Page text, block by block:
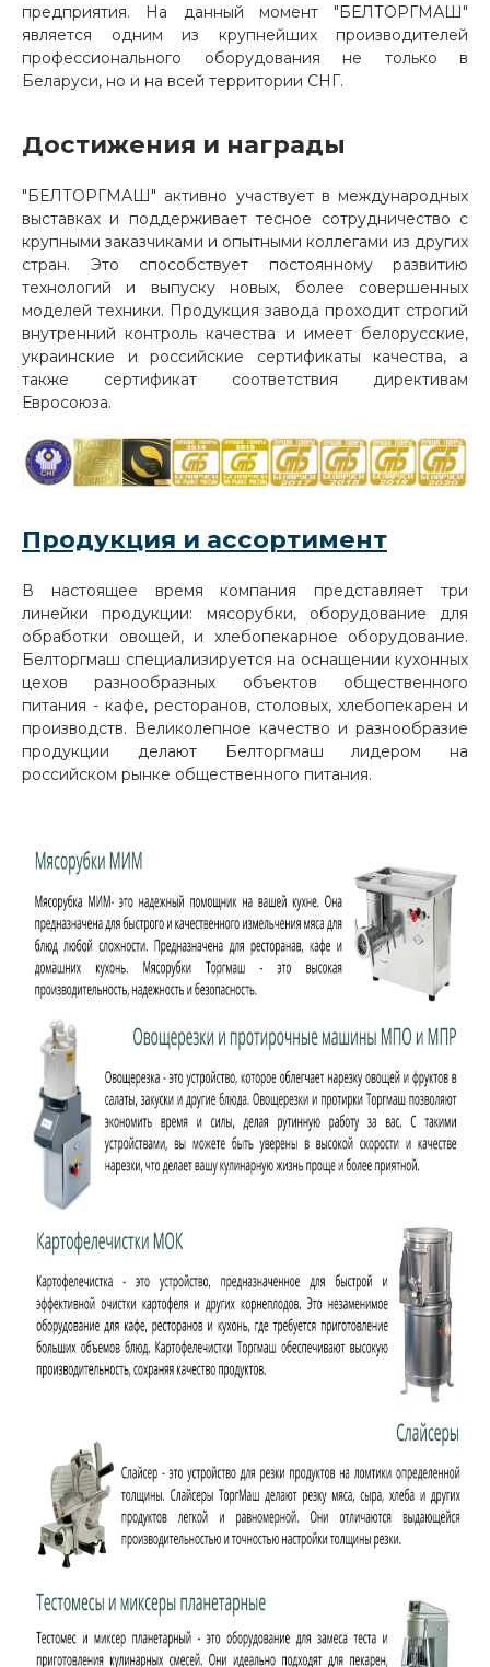
предприятия. На данный момент "БЕЛТОРГМАШ"
является одним из крупнейших производителей
профессионального оборудования не только в
Беларуси, но и на всей территории СНГ.
Достижения и награды
"БЕЛТОРГМАШ" активно участвует в международных
выставках и поддерживает тесное сотрудничество с
крупными заказчиками и опытными коллегами из других
стран. Это способствует постоянному развитию
технологий и выпуску новых, более совершенных
моделей техники. Продукция завода проходит строгий
внутренний контроль качества и имеет белорусские,
украинские и российские сертификаты качества, а
также сертификат соответствия директивам
Евросоюза.
Продукция и ассортимент
В настоящее время компания представляет три
линейки продукции: мясорубки, оборудование для
обработки овощей, и хлебопекарное оборудование.
Белторгмаш специализируется на оснащении кухонных
цехов разнообразных объектов общественного
питания - кафе, ресторанов, столовых, хлебопекарен и
производств. Великолепное качество и разнообразие
продукции делают Белторгмаш лидером на
российском рынке общественного питания.